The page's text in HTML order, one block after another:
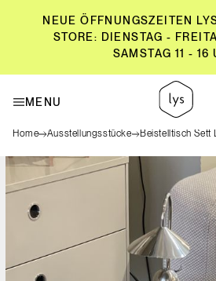
NEUE ÖFFNUNGSZEITEN
STORE: DIENSTAG -
SAMSTAG 11 - 16
MENU
STORE: DIENSTAG -
SAMSTAG 11 - 16
Home Ausstellungsstücke Beistelltisch Sett